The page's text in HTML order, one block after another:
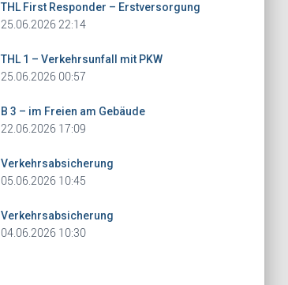
THL First Responder – Erstversorgung
25.06.2026 22:14
THL 1 – Verkehrsunfall mit PKW
25.06.2026 00:57
B 3 – im Freien am Gebäude
22.06.2026 17:09
Verkehrsabsicherung
05.06.2026 10:45
Verkehrsabsicherung
04.06.2026 10:30